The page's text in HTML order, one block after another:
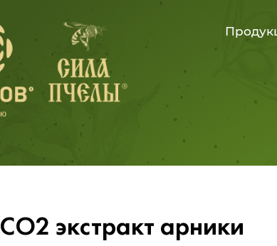
СО2 экстракт арники